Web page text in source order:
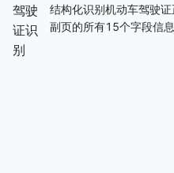
驾驶
证识
别
结构化识别机动车驾驶证
副页的所有15个字段信息